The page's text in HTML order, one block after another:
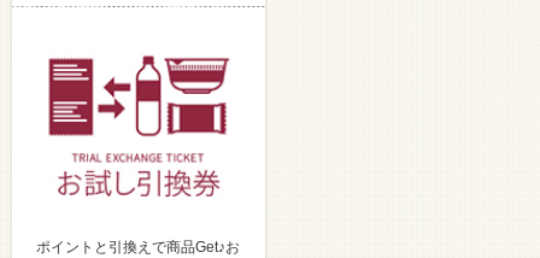
ポイントと引換えで商品Get♪お